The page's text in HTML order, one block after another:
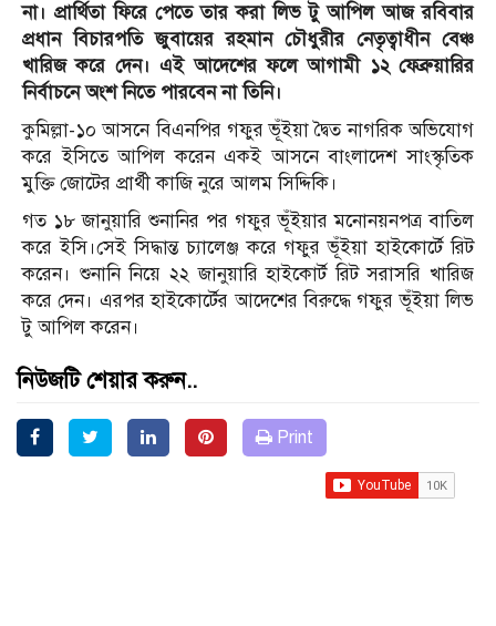
না। প্রার্থিতা ফিরে পেতে তার করা লিভ টু আপিল আজ রবিবার
প্রধান বিচারপতি জুবায়ের রহমান চৌধুরীর নেতৃত্বাধীন বেঞ্চ
খারিজ করে দেন। এই আদেশের ফলে আগামী ১২ ফেব্রুয়ারির
নির্বাচনে অংশ নিতে পারবেন না তিনি।
কুমিল্লা-১০ আসনে বিএনপির গফুর ভূঁইয়া দ্বৈত নাগরিক অভিযোগ
করে ইসিতে আপিল করেন একই আসনে বাংলাদেশ সাংস্কৃতিক
মুক্তি জোটের প্রার্থী কাজি নুরে আলম সিদ্দিকি।
গত ১৮ জানুয়ারি শুনানির পর গফুর ভূঁইয়ার মনোনয়নপত্র বাতিল
করে ইসি।সেই সিদ্ধান্ত চ্যালেঞ্জ করে গফুর ভূঁইয়া হাইকোর্টে রিট
করেন। শুনানি নিয়ে ২২ জানুয়ারি হাইকোর্ট রিট সরাসরি খারিজ
করে দেন। এরপর হাইকোর্টের আদেশের বিরুদ্ধে গফুর ভূঁইয়া লিভ
টু আপিল করেন।
নিউজটি শেয়ার করুন..
Print